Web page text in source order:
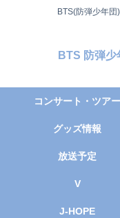
BTS(防弾少年
BTS 防弾少
コンサート・ツアー
グッズ情報
放送予定
V
J-HOPE